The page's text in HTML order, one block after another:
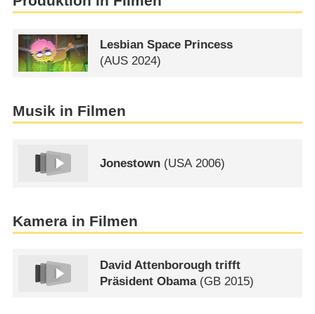
Lesbian Space Princess
(AUS 2024)
Musik in Filmen
Jonestown (USA2006)
Kamera in Filmen
David Attenborough trifft
Präsident Obama(GB 2015)